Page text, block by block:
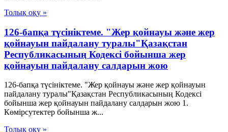
Толық оқу »
126-бапқа түсініктеме. "Жер қойнауы және жер
қойнауын пайдалану туралы"Қазақстан
Республикасының Кодексі бойынша жер
қойнауын пайдалану салдарын жою
126-бапқа түсініктеме. "Жер қойнауы және жер қойнауын
пайдалану туралы"Қазақстан Республикасының Кодексі
бойынша жер қойнауын пайдалану салдарын жою 1.
Көмірсутектер бойынша ж...
Толық оқу »